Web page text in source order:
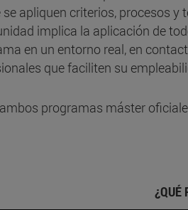
se apliquen criterios, procesos
implica la aplicación de
en un entorno real, en
que faciliten su
programas máster
¿QUÉ